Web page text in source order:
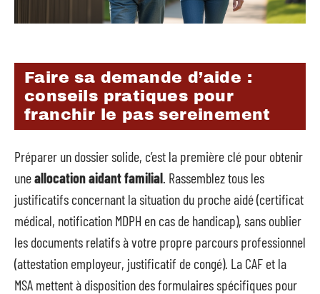
Faire sa demande d’aide :
conseils pratiques pour
franchir le pas sereinement
Préparer un dossier solide, c’est la première clé pour obtenir
uneallocation aidant familial. Rassemblez tous les
justificatifs concernant la situation du proche aidé (certificat
médical, notification MDPH en cas de handicap), sans oublier
les documents relatifs à votre propre parcours professionnel
(attestation employeur, justificatif de congé). La CAF et la
MSA mettent à disposition des formulaires spécifiques pour